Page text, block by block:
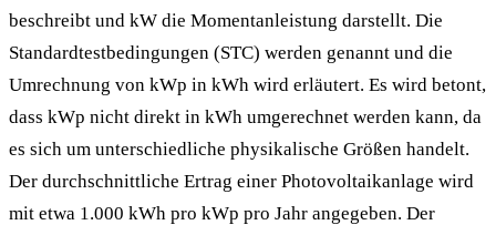
beschreibt und kW die Momentanleistung darstellt. Die
Standardtestbedingungen (STC) werden genannt und die
Umrechnung von kWp in kWh wird erläutert. Es wird betont,
dass kWp nicht direkt in kWh umgerechnet werden kann, da
es sich um unterschiedliche physikalische Größen handelt.
Der durchschnittliche Ertrag einer Photovoltaikanlage wird
mit etwa 1.000 kWh pro kWp pro Jahr angegeben. Der